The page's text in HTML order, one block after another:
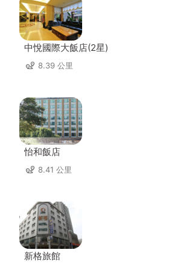
中悅國際大飯店(2星)
8.39 公里
怡和飯店
8.41 公里
新格旅館